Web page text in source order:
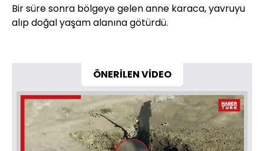
Bir süre sonra bölgeye gelen anne karaca, yavruyu
alıp doğal yaşam alanına götürdü.
ÖNERİLEN VİDEO